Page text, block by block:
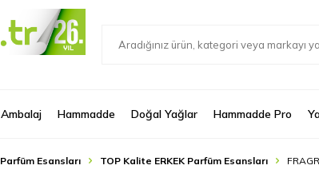
Ambalaj Hammadde Doğal Yağlar Hammadde Pro
Parfüm Esansları TOP Kalite ERKEK Parfüm Esansları